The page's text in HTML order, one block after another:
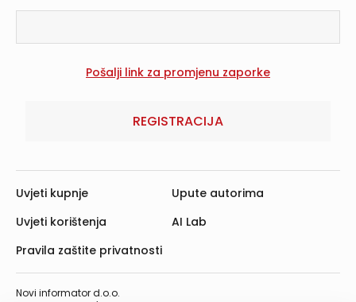
REGISTRACIJA
Novi informator d.o.o.
Uvjeti kupnje
Uvjeti korištenja
Pravila zaštite privatnosti
Upute autorima
AI Lab